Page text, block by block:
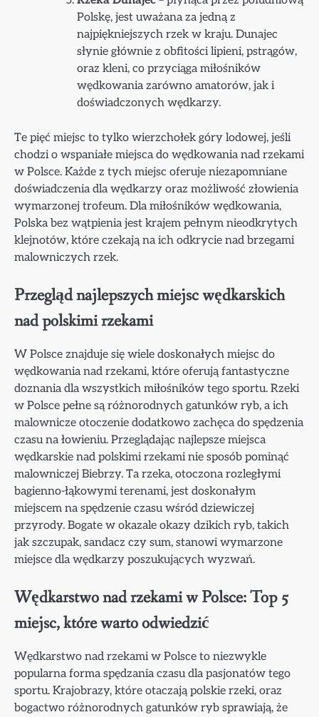
Polskę, jest uważana za jedną z
najpiękniejszych rzek w kraju. Dunajec
słynie głównie z obfitości lipieni, pstrągów,
oraz kleni, co przyciąga miłośników
wędkowania zarówno amatorów, jak i
doświadczonych wędkarzy.
Te pięć miejsc to tylko wierzchołek góry lodowej, jeśli
chodzi o wspaniałe miejsca do wędkowania nad rzekami
w Polsce. Każde z tych miejsc oferuje niezapomniane
doświadczenia dla wędkarzy oraz możliwość złowienia
wymarzonej trofeum. Dla miłośników wędkowania,
Polska bez wątpienia jest krajem pełnym nieodkrytych
klejnotów, które czekają na ich odkrycie nad brzegami
malowniczych rzek.
Przegląd najlepszych miejsc wędkarskich
nad polskimi rzekami
W Polsce znajduje się wiele doskonałych miejsc do
wędkowania nad rzekami, które oferują fantastyczne
doznania dla wszystkich miłośników tego sportu. Rzeki
w Polsce pełne są różnorodnych gatunków ryb, a ich
malownicze otoczenie dodatkowo zachęca do spędzenia
czasu na łowieniu. Przeglądając najlepsze miejsca
wędkarskie nad polskimi rzekami nie sposób pominąć
malowniczej Biebrzy. Ta rzeka, otoczona rozległymi
bagienno-łąkowymi terenami, jest doskonałym
miejscem na spędzenie czasu wśród dziewiczej
przyrody. Bogate w okazale okazy dzikich ryb, takich
jak szczupak, sandacz czy sum, stanowi wymarzone
miejsce dla wędkarzy poszukujących wyzwań.
Wędkarstwo nad rzekami w Polsce: Top 5
miejsc, które warto odwiedzić
Wędkarstwo nad rzekami w Polsce to niezwykle
popularna forma spędzania czasu dla pasjonatów tego
sportu. Krajobrazy, które otaczają polskie rzeki, oraz
bogactwo różnorodnych gatunków ryb sprawiają, że